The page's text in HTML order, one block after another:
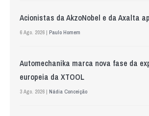
Acionistas da AkzoNobel e da Axalta
6 Ago. 2026 | Paulo Homem
Automechanika marca nova fase da
europeia da XTOOL
3 Ago. 2026 | Nádia Conceição